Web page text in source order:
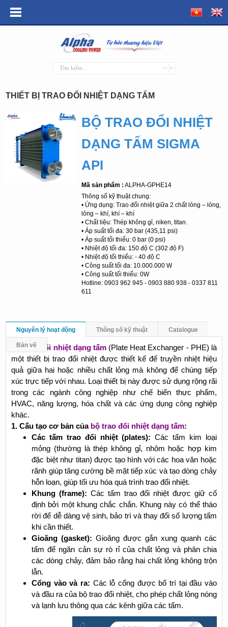
THIẾT BỊ TRAO ĐỔI NHIỆT DẠNG TẤM
BỘ TRAO ĐỔI NHIỆT
DẠNG TẤM SIGMA
API
Mã sản phẩm : ALPHA-GPHE14
Thông số kỹ thuật chung:
• Ứng dụng: Trao đổi nhiệt giữa 2 chất lỏng – lỏng,
lỏng – khí, khí – khí
• Chất liệu: Thép không gỉ, niken, titan.
• Áp suất tối đa: 30 bar (435,11 psi)
• Áp suất tối thiểu: 0 bar (0 psi)
• Nhiệt độ tối đa: 150 độ C (302 độ F)
• Nhiệt độ tối thiểu: - 40 độ C
• Công suất tối đa: 10.000.000 W
• Công suất tối thiểu: 0W
Hotline: 0903 962 945 - 0903 880 938 - 0337 811
611
Nguyên lý hoạt động Thông số kỹ thuật Catalogue
Bản vẽ
Bộ trao đổi nhiệt dạng tấm(Plate Heat Exchanger - PHE) là
một thiết bị trao đổi nhiệt được thiết kế để truyền nhiệt hiệu
quả giữa hai hoặc nhiều chất lỏng mà không để chúng tiếp
xúc trực tiếp với nhau. Loại thiết bị này được sử dụng rộng rãi
trong các ngành công nghiệp như chế biến thực phẩm,
HVAC, năng lượng, hóa chất và các ứng dụng công nghiệp
khác.
1. Cấu tạo cơ bản của bộ trao đổi nhiệt dạng tấm:
Các tấm trao đổi nhiệt (plates): Các tấm kim loại
mỏng (thường là thép không gỉ, nhôm hoặc hợp kim
đặc biệt như titan) được tạo hình với các hoa văn hoặc
rãnh giúp tăng cường bề mặt tiếp xúc và tạo dòng chảy
hỗn loạn, giúp tối ưu hóa quá trình trao đổi nhiệt.
Khung (frame): Các tấm trao đổi nhiệt được giữ cố
định bởi một khung chắc chắn. Khung này có thể tháo
rời để dễ dàng vệ sinh, bảo trì và thay đổi số lượng tấm
khi cần thiết.
Gioăng (gasket): Gioăng được gắn xung quanh các
tấm để ngăn cản sự rò rỉ của chất lỏng và phân chia
các dòng chảy, đảm bảo rằng hai chất lỏng không trộn
lẫn.
Cổng vào và ra: Các lỗ cổng được bố trí tại đầu vào
và đầu ra của bộ trao đổi nhiệt, cho phép chất lỏng nóng
và lạnh lưu thông qua các kênh giữa các tấm.